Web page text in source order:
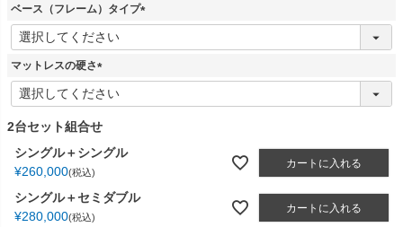
須
ベース（フレーム）タイプ
(
マットレスの硬さ
(
必
)
2台セット組合せ
シングル＋シングル
¥260,000 税込
カートに入れる
シングル＋セミダブル
¥280,000 税込
カートに入れる